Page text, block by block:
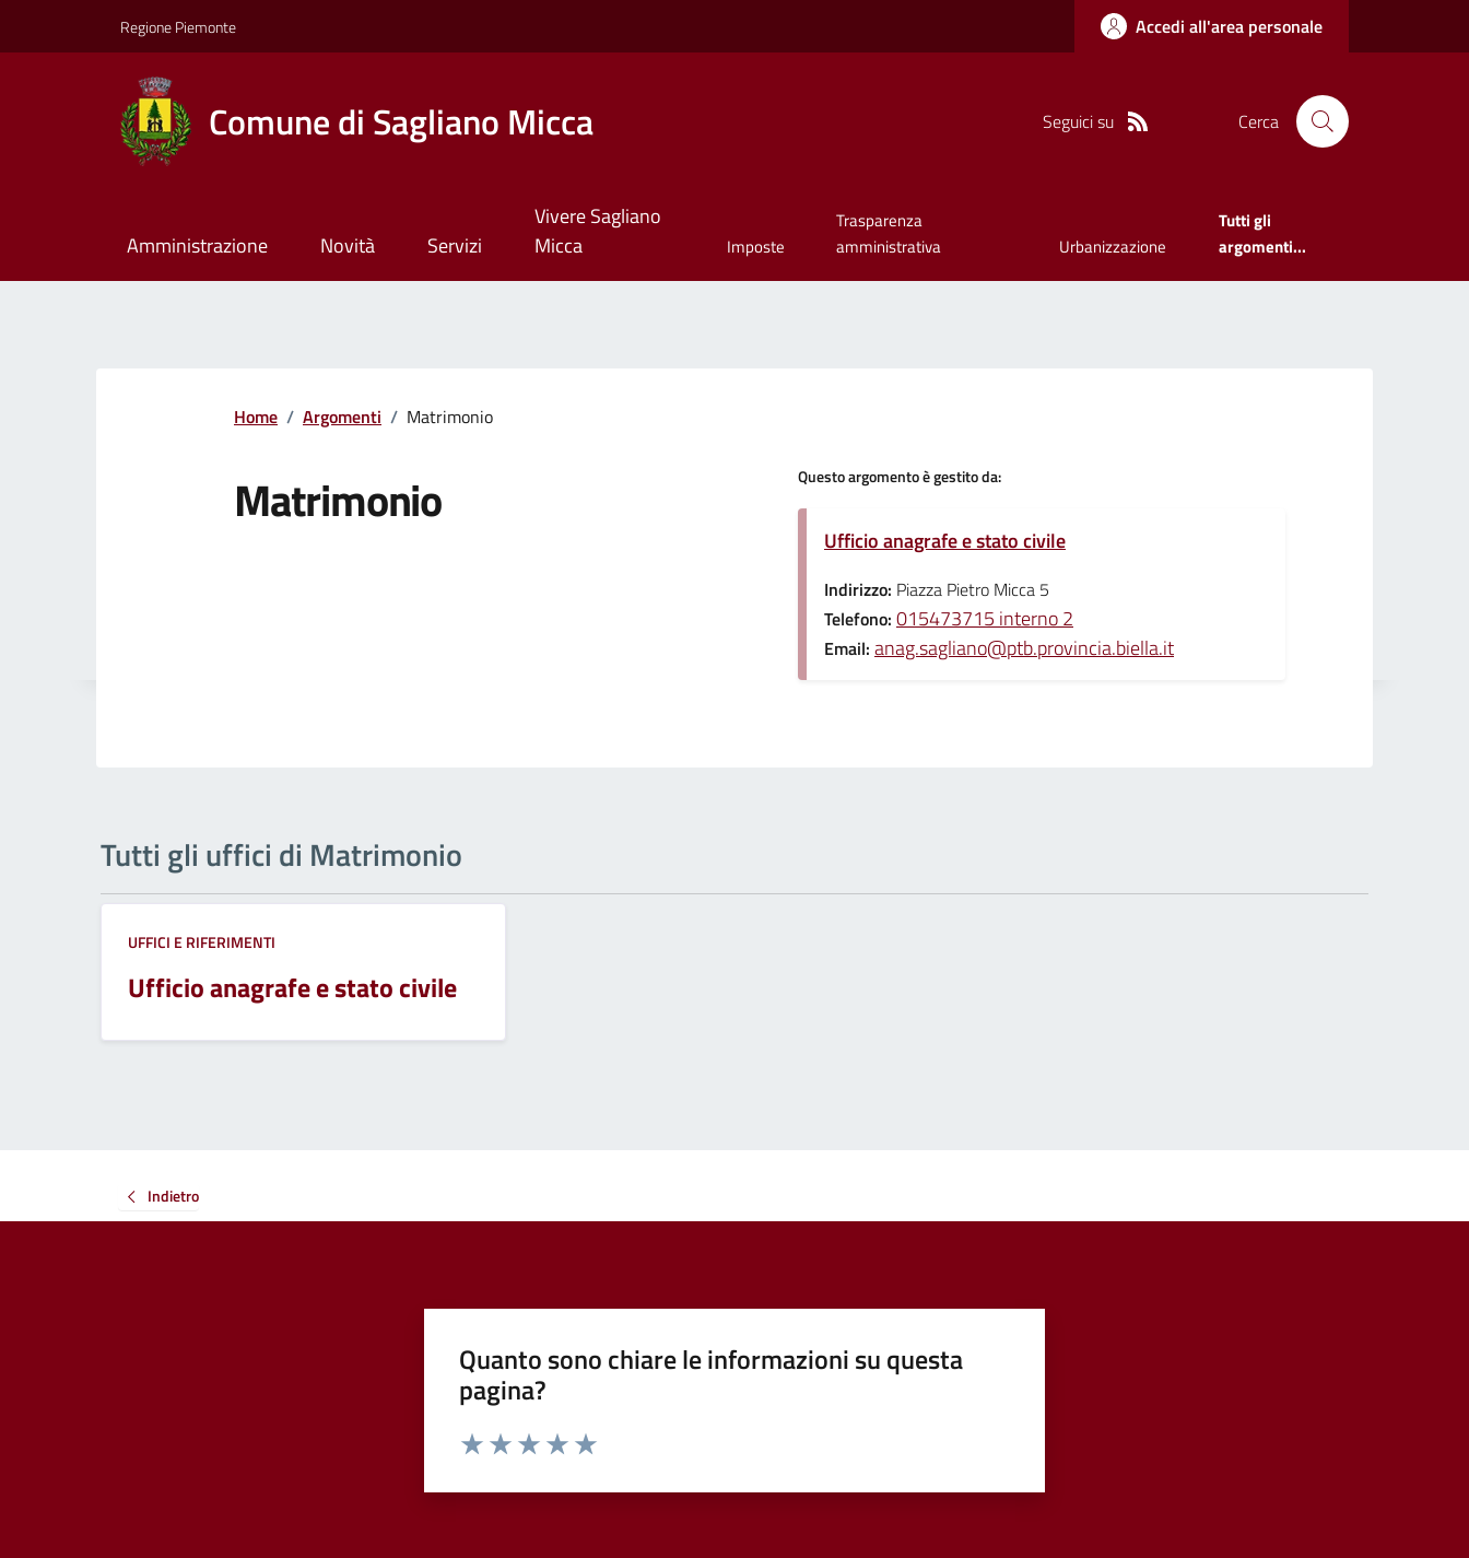
Regione Piemonte Accedi all'area personale
Comune di Sagliano Micca Seguici su Cerca
Amministrazione Novità Servizi
Vivere Sagliano
Micca
Imposte
Trasparenza
amministrativa
Urbanizzazione
Tutti gli
argomenti...
Home / Argomenti / Matrimonio
Matrimonio Questo argomento è gestito da:
Ufficio anagrafe e stato civile
Indirizzo: Piazza Pietro Micca 5
Telefono: 015473715 interno 2
Email: anag.sagliano@ptb.provincia.biella.it
Tutti gli uffici di Matrimonio
UFFICI E RIFERIMENTI
Ufficio anagrafe e stato civile
Indietro
Quanto sono chiare le informazioni su questa
pagina?
Valuta da 1 a 5 stelle la pagina